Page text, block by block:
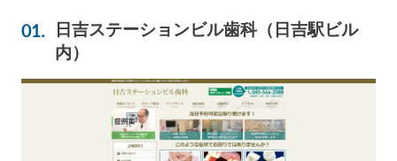
日吉ステーションビル歯科（日吉駅ビル
内）